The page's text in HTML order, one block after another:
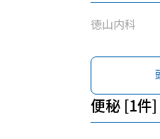
徳山内科
便秘 [1件]